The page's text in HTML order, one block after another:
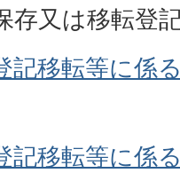
存又は移転登
記移転等に係
記移転等に係